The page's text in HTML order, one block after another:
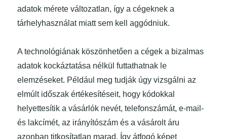
adatok mérete változatlan, így a cégeknek a
tárhelyhasználat miatt sem kell aggódniuk.
A technológiának köszönhetően a cégek a bizalmas
adatok kockáztatása nélkül futtathatnak le
elemzéseket. Például meg tudják úgy vizsgálni az
elmúlt időszak értékesítéseit, hogy kódokkal
helyettesítik a vásárlók nevét, telefonszámát, e-mail-
és lakcímét, az irányítószám és a vásárolt áru
azonban titkosítatlan marad. Így átfogó képet